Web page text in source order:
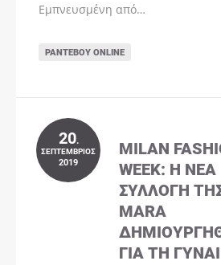
Εμπνευσμένη από…
ΡΑΝΤΕΒΟΎ ONLINE
20.
ΣΕΠΤΈΜΒΡΙΟΣ
2019
MILAN
WEEK: Η ΝΈΑ
ΣΥΛΛΟΓΉ
MARA
ΓΙΑ ΤΗ